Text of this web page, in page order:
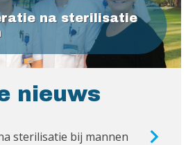
na sterilisatie
nieuws
sterilisatie bij mannen